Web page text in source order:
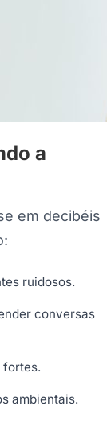
a
em decibéis
ruidosos.
conversas
fortes.
ambientais.